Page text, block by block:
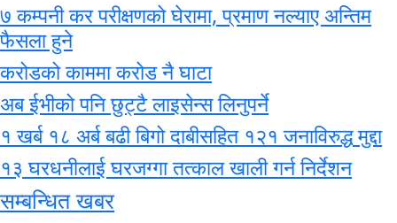
७ कम्पनी कर परीक्षणको घेरामा, प्रमाण नल्याए अन्तिम
फैसला हुने
करोडको काममा करोड नै घाटा
अब ईभीको पनि छुट्टै लाइसेन्स लिनुपर्ने
१ खर्ब १८ अर्ब बढी बिगो दाबीसहित १२१ जनाविरुद्ध मुद्दा
१३ घरधनीलाई घरजग्गा तत्काल खाली गर्न निर्देशन
सम्बन्धित खबर